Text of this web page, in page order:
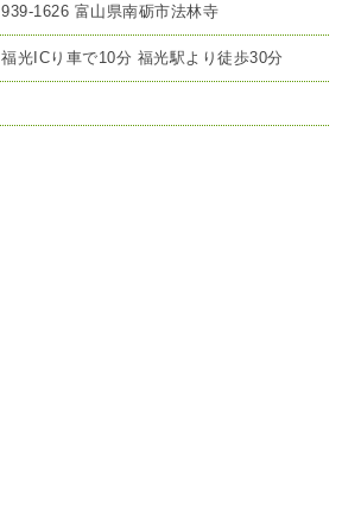
939-1626 富山県南砺市法林寺
福光ICり車で10分 福光駅より徒歩30分